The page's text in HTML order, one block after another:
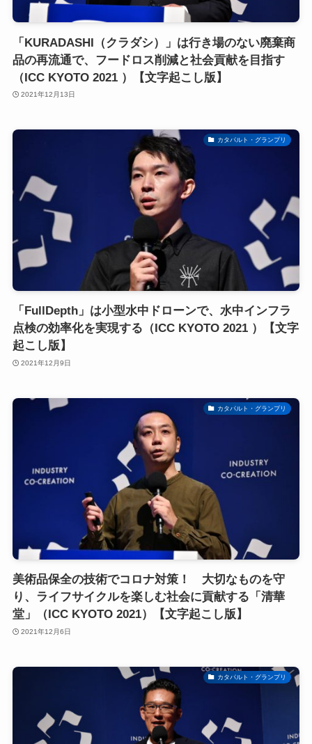
「KURADASHI（クラダシ）」は行き場のない廃棄商
品の再流通で、フードロス削減と社会貢献を目指す
（ICC KYOTO 2021 ）【文字起こし版】
2021年12月13日
カタパルト・グランプリ
「FullDepth」は小型水中ドローンで、水中インフラ
点検の効率化を実現する（ICC KYOTO 2021 ）【文字
起こし版】
2021年12月9日
カタパルト・グランプリ
美術品保全の技術でコロナ対策！ 大切なものを守
り、ライフサイクルを楽しむ社会に貢献する「清華
堂」（ICC KYOTO 2021）【文字起こし版】
2021年12月6日
カタパルト・グランプリ